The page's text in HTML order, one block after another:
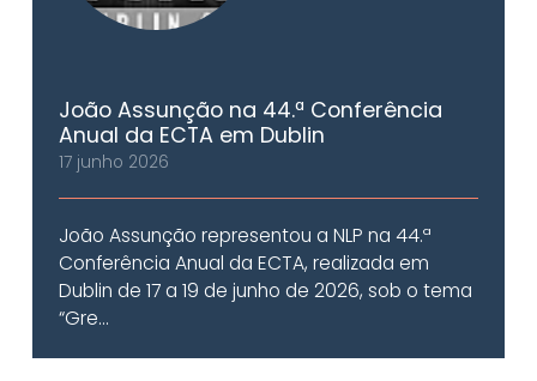
João Assunção na 44.ª Conferência
Anual da ECTA em Dublin
17 junho 2026
João Assunção representou a NLP na 44.ª
Conferência Anual da ECTA, realizada em
Dublin de 17 a 19 de junho de 2026, sob o tema
“Gre...